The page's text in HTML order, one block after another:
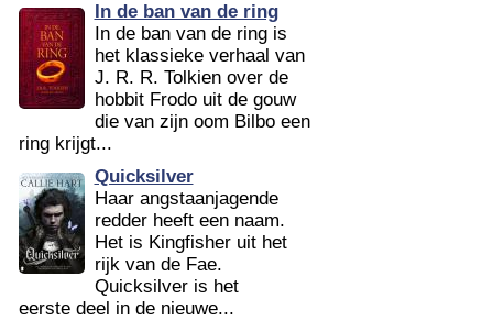
In de ban van de ring
In de ban van de ring is
het klassieke verhaal van
J. R. R. Tolkien over de
hobbit Frodo uit de gouw
die van zijn oom Bilbo een
ring krijgt...
Quicksilver
Haar angstaanjagende
redder heeft een naam.
Het is Kingfisher uit het
rijk van de Fae.
Quicksilver is het
eerste deel in de nieuwe...